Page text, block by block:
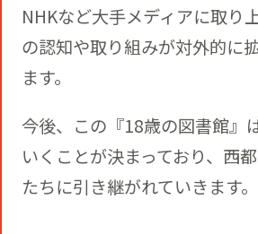
NHKなど大手メディアに取り
の認知や取り組みが対外的に
ます。
今後、この『18歳の図書館』
いくことが決まっており、西
たちに引き継がれていきます。